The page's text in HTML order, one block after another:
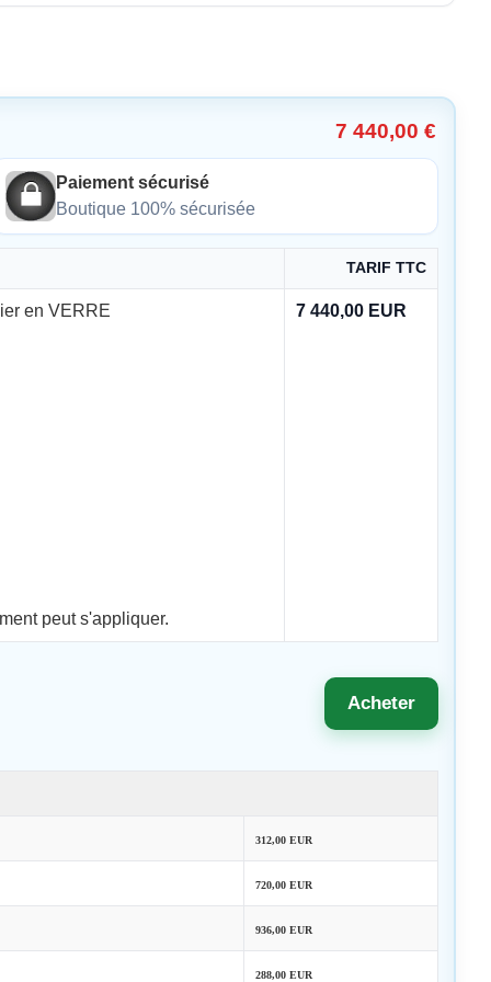
7 440,00 €
Paiement sécurisé
Boutique 100% sécurisée
TARIF TTC
en VERRE
peut s'appliquer.
7 440,00 EUR
Acheter
312,00 EUR
720,00 EUR
936,00 EUR
288,00 EUR